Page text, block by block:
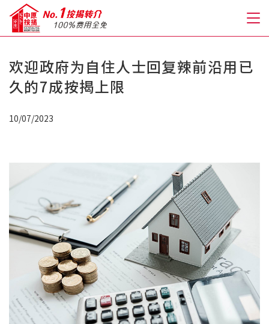
关于我们
免费房贷转介服务
免费开户转介服务
私人贷款
优惠礼遇
新盘优越按揭优惠
中原按揭标签优惠
欢迎政府为自住人士回复辣前沿用已
久的7成按揭上限
10/07/2023